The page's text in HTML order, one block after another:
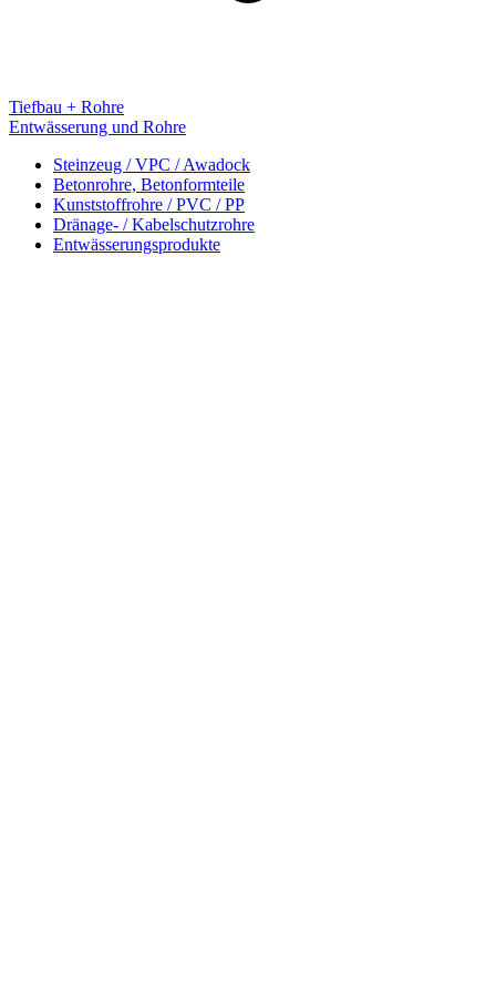
Tiefbau + Rohre
Entwässerung und Rohre
Steinzeug / VPC / Awadock
Betonrohre, Betonformteile
Kunststoffrohre / PVC / PP
Dränage- / Kabelschutzrohre
Entwässerungsprodukte